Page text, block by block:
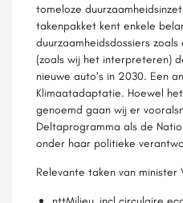
tomeloze
takenpakket kent enkele
duurzaamheidsdossiers
(zoals wij het interpreteren)
nieuwe auto’s in 2030. Een
Klimaatadaptatie. Hoewel
genoemd gaan wij er
Deltaprogramma als de
onder haar politieke
Relevante taken van minister